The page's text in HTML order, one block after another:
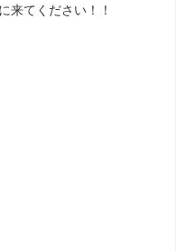
来てください！！